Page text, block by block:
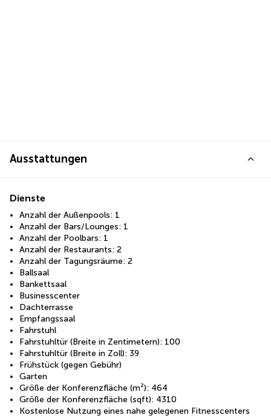
Ausstattungen
Dienste
Anzahl der Außenpools: 1
Anzahl der Bars/Lounges: 1
Anzahl der Poolbars: 1
Anzahl der Restaurants: 2
Anzahl der Tagungsräume: 2
Ballsaal
Bankettsaal
Businesscenter
Dachterrasse
Empfangssaal
Fahrstuhl
Fahrstuhltür (Breite in Zentimetern): 100
Fahrstuhltür (Breite in Zoll): 39
Frühstück (gegen Gebühr)
Garten
Größe der Konferenzfläche (m²): 464
Größe der Konferenzfläche (sqft): 4310
Kostenlose Nutzung eines nahe gelegenen Fitnesscenters